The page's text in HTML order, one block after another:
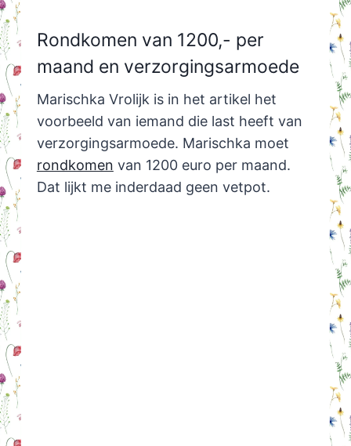
Rondkomen van 1200,- per
maand en verzorgingsarmoede
Marischka Vrolijk is in het artikel het
voorbeeld van iemand die last heeft van
verzorgingsarmoede. Marischka moet
rondkomen van 1200 euro per maand.
Dat lijkt me inderdaad geen vetpot.